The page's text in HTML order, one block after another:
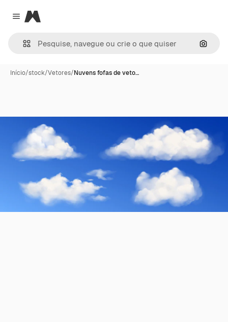
Close menu
Magnific
Início/stock/Vetores/Nuvens fofas de veto…